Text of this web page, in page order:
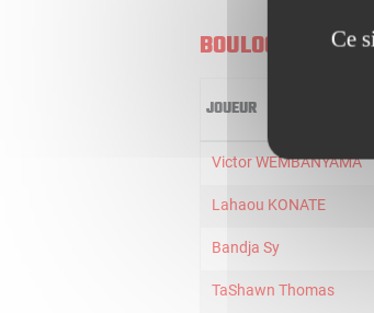
BOULOGNE-
JOUEUR
Victor WEMBANYAMA
Lahaou KONATE
Bandja Sy
TaShawn Thomas
Ce